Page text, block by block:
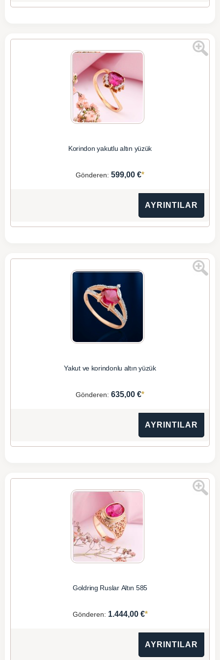
Korindon yakutlu altın yüzük
Gönderen: 599,00 €*
AYRINTILAR
Yakut ve korindonlu altın yüzük
Gönderen: 635,00 €*
AYRINTILAR
Goldring Ruslar Altın 585
Gönderen: 1.444,00 €*
AYRINTILAR